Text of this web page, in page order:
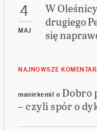
4
MAJ
W
drugiego
się
NAJNOWSZE
maniekemil o Dobro
– czyli spór o